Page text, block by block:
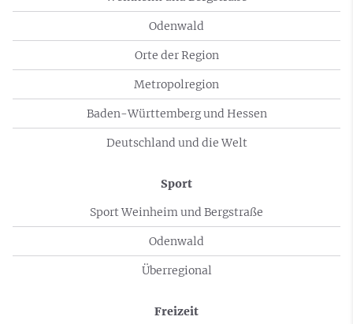
Odenwald
Orte der Region
Metropolregion
Baden-Württemberg und Hessen
Deutschland und die Welt
Sport
Sport Weinheim und Bergstraße
Odenwald
Überregional
Freizeit